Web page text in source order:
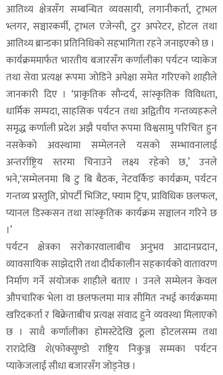
आतिथ्य क्षेत्रसँग सम्बन्धित व्यवसायी, लगानीकर्ता, ट्राभल
भ्लगर, सञ्चारकर्मी, ट्राभल एजेन्सी, टुर अपरेटर, होटल तथा
आतिथ्य ब्रान्डका प्रतिनिधिको सहभागिता रहने जनाइएको छ ।
कार्यक्रममार्फत भारतीय बजारसँग कर्णालीका पर्यटन प्याकेज
तथा सेवा प्रत्यक्ष रूपमा जोडिने अपेक्षा समेत गरिएको शाहीले
जानकारी दिए । ‘प्राकृतिक सौन्दर्य, सांस्कृतिक विविधता,
धार्मिक सम्पदा, साहसिक पर्यटन तथा अद्वितीय गन्तव्यहरूले
समृद्ध कर्णाली प्रदेश अझै पर्याप्त रूपमा विश्वसामु परिचित हुन
नसकेको अवस्थामा सम्मेलनले यसको सम्भावनालाई
अन्तर्राष्ट्रिय स्तरमा चिनाउने लक्ष्य रहेको छ,’ उनले
भने,‘सम्मेलनमा बि टु बि बैठक, नेटवर्किङ कार्यक्रम, पर्यटन
गन्तव्य प्रस्तुति, प्रोपर्टी भिजिट, फ्याम ट्रिप, प्राविधिक छलफल,
प्यानल डिस्कसन तथा सांस्कृतिक कार्यक्रम सञ्चालन गरिने छ
।’
पर्यटन क्षेत्रका सरोकारवालाबीच अनुभव आदानप्रदान,
व्यावसायिक साझेदारी तथा दीर्घकालीन सहकार्यको वातावरण
निर्माण गर्ने संयोजक शाहीले बताए । उनले सम्मेलन केवल
औपचारिक भेला वा छलफलमा मात्र सीमित नभई कार्यक्रममा
खरिदकर्ता र बिक्रेताबीच प्रत्यक्ष संवाद हुने व्यवस्था मिलाएको
छ । साथै कर्णालीका होमस्टेदेखि ठूला होटलसम्म तथा
रारादेखि शे(फोक्सुण्डो राष्ट्रिय निकुञ्ज सम्मका पर्यटन
प्याकेजलाई सीधा बजारसँग जोड्नेछ ।